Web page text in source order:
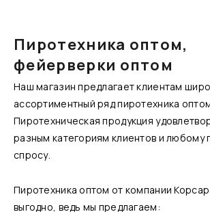
Пиротехника оптом,
фейерверки оптом
Наш магазин предлагает клиентам
ассортиментный ряд пиротехника
Пиротехническая продукция
разным категориям клиентов и любому
спросу.
Пиротехника оптом от компании
выгодно, ведь мы предлагаем: